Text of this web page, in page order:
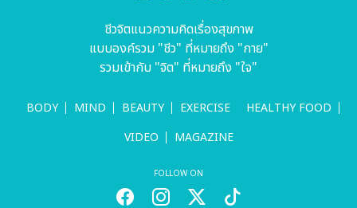
ชีวจิตแนวความคิดเรื่องสุขภาพ
แบบองค์รวม "ชีว" ที่หมายถึง "กาย"
รวมเข้ากับ "จิต" ที่หมายถึง "ใจ"
BODY MIND BEAUTY EXERCISE
HEALTHY FOOD
VIDEO
MAGAZINE
FOLLOW ON